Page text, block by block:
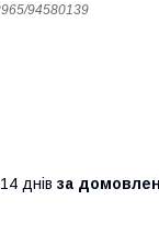
94580139
днів за